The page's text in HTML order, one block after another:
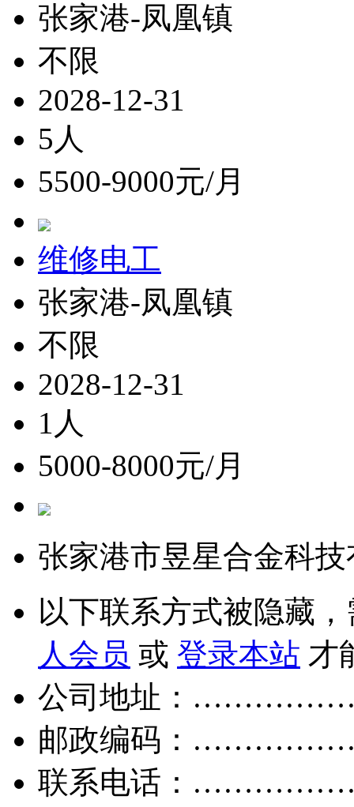
张家港-凤凰镇
不限
2028-12-31
5人
5500-9000元/月
维修电工
张家港-凤凰镇
不限
2028-12-31
1人
5000-8000元/月
张家港市昱星合金科
以下联系方式被隐藏
人会员 或 登录本站 才
公司地址：
邮政编码：
联系电话：